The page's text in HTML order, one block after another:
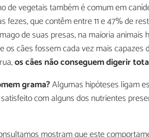
de vegetais também é comum em
fezes, que contêm entre 11 e 47% de
de suas presas, na maioria animais
os cães fossem cada vez mais capazes
os cães não conseguem digerir
grama?Algumas hipóteses ligam
com alguns dos nutrientes